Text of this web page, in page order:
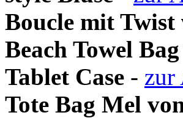
Boucle mit Twist
Beach Towel
Tablet Case - zur
Tote Bag Mel